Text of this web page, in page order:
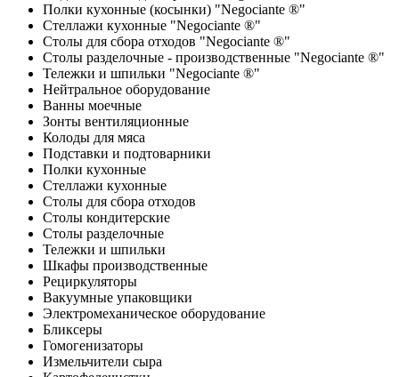
Полки кухонные (косынки) "Negociante ®"
Стеллажи кухонные "Negociante ®"
Столы для сбора отходов "Negociante ®"
Столы разделочные - производственные "Negociante ®"
Тележки и шпильки "Negociante ®"
Нейтральное оборудование
Ванны моечные
Зонты вентиляционные
Колоды для мяса
Подставки и подтоварники
Полки кухонные
Стеллажи кухонные
Столы для сбора отходов
Столы кондитерские
Столы разделочные
Тележки и шпильки
Шкафы производственные
Рециркуляторы
Вакуумные упаковщики
Электромеханическое оборудование
Бликсеры
Гомогенизаторы
Измельчители сыра